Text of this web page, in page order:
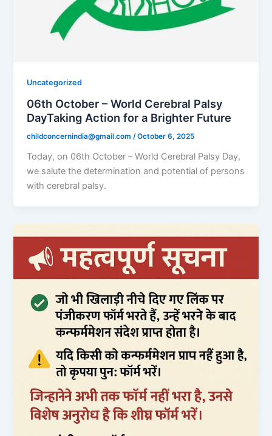
Uncategorized
06th October – World Cerebral Palsy
DayTaking Action for a Brighter Future
childconcernindia@gmail.com/October 6, 2025
Today, on 06th October – World Cerebral Palsy Day,
we salute the determination and potential of persons
with cerebral palsy.